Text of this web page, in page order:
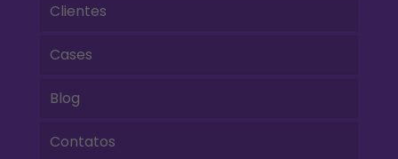
Clientes
Cases
Blog
Contatos